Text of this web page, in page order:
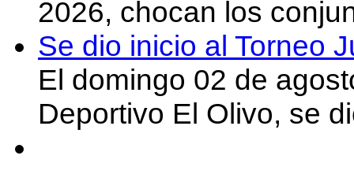
2026, chocan los
Se dio inicio al Torneo
El domingo 02 de
Deportivo El Olivo, se